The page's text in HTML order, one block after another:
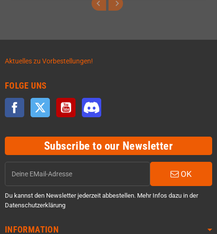
Aktuelles zu Vorbestellungen!
FOLGE UNS
Facebook Twitter YouTube
Subscribe to our Newsletter
OK
Du kannst den Newsletter jederzeit abbestellen. Mehr Infos dazu in der
Datenschutzerklärung
INFORMATION